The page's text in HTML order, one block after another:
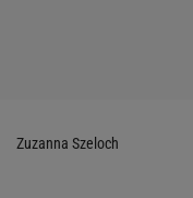
Zuzanna Szeloch